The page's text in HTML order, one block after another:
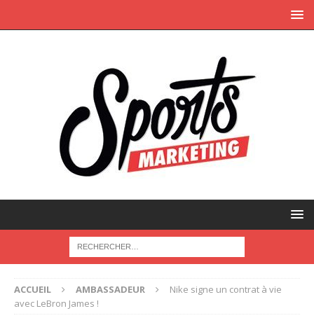
ACCUEIL AMBASSADEUR
Nike signe un contrat à vie
avec LeBron James !